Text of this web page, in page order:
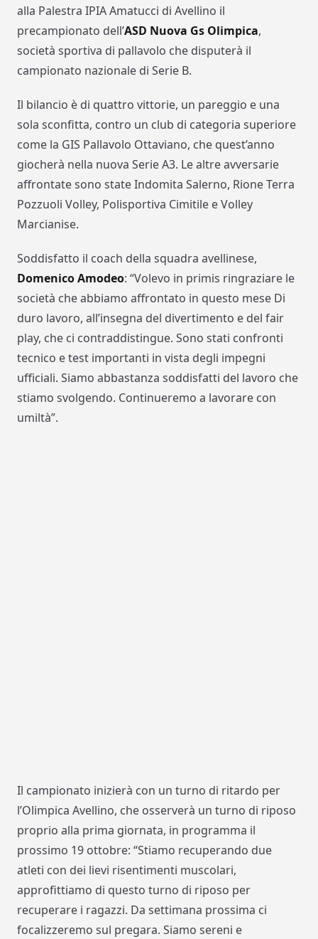
alla Palestra IPIA Amatucci di Avellino il
precampionato dell’ASD Nuova Gs Olimpica,
società sportiva di pallavolo che disputerà il
campionato nazionale di Serie B.
Il bilancio è di quattro vittorie, un pareggio e una
sola sconfitta, contro un club di categoria superiore
come la GIS Pallavolo Ottaviano, che quest’anno
giocherà nella nuova Serie A3. Le altre avversarie
affrontate sono state Indomita Salerno, Rione Terra
Pozzuoli Volley, Polisportiva Cimitile e Volley
Marcianise.
Soddisfatto il coach della squadra avellinese,
DomenicoAmodeo: “Volevo in primis ringraziare le
società che abbiamo affrontato in questo mese Di
duro lavoro, all’insegna del divertimento e del fair
play, che ci contraddistingue. Sono stati confronti
tecnico e test importanti in vista degli impegni
ufficiali. Siamo abbastanza soddisfatti del lavoro che
stiamo svolgendo. Continueremo a lavorare con
umiltà”.
Il campionato inizierà con un turno di ritardo per
l’Olimpica Avellino, che osserverà un turno di riposo
proprio alla prima giornata, in programma il
prossimo 19 ottobre: “Stiamo recuperando due
atleti con dei lievi risentimenti muscolari,
approfittiamo di questo turno di riposo per
recuperare i ragazzi. Da settimana prossima ci
focalizzeremo sul pregara. Siamo sereni e